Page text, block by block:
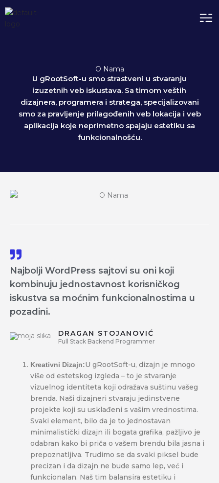
на
O Nama
U gRootSoft-u smo strastveni u stvaranju
izuzetnih veb iskustava. Sa timom veštih
dizajnera, programera i stratega, specijalizovani
smo za pravljenje prilagođenih veb lokacija i veb
aplikacija koje neprimetno spajaju estetiku sa
funkcionalnošću.
Najbolji WordPress sajtovi su oni koji
kombinuju jednostavnost korisničkog
iskustva sa moćnim funkcionalnostima u
pozadini.
DRAGAN STOJANOVIĆ
Full Stack Backend Programmer
Kreativni Dizajn:U gRootSoft-u, dizajn je mnogo
više od estetskog izgleda – to je stvaranje
vizuelnog identiteta koji odražava suštinu vašeg
brenda. Naši dizajneri stvaraju jedinstvene
projekte koji su usklađeni s vašim vrednostima.
Svaki element, bilo da je to jednostavan
minimalistički dizajn ili bogata grafika, pažljivo je
odabran kako bi priča o vašem brendu bila jasna i
prepoznatljiva. Trudimo se da svaki piksel bude
precizan i da dizajn ne bude samo lep, već i
funkcionalan. Naš tim balansira estetiku i